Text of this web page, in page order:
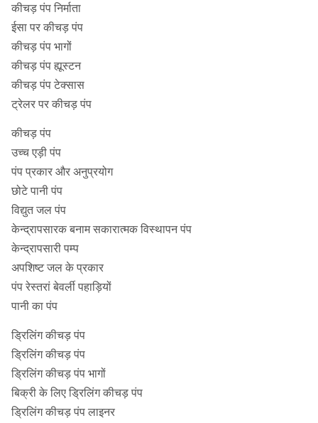
कीचड़ पंप निर्माता
ईसा पर कीचड़ पंप
कीचड़ पंप भागों
कीचड़ पंप ह्यूस्टन
कीचड़ पंप टेक्सास
ट्रेलर पर कीचड़ पंप
कीचड़ पंप
उच्च एड़ी पंप
पंप प्रकार और अनुप्रयोग
छोटे पानी पंप
विद्युत जल पंप
केन्द्रापसारक बनाम सकारात्मक विस्थापन पंप
केन्द्रापसारी पम्प
अपशिष्ट जल के प्रकार
पंप रेस्तरां बेवर्ली पहाड़ियों
पानी का पंप
ड्रिलिंग कीचड़ पंप
ड्रिलिंग कीचड़ पंप
ड्रिलिंग कीचड़ पंप भागों
बिक्री के लिए ड्रिलिंग कीचड़ पंप
ड्रिलिंग कीचड़ पंप लाइनर